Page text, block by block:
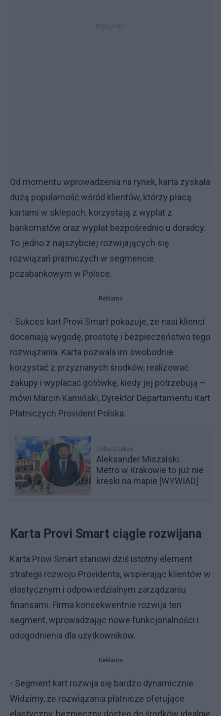
Od momentu wprowadzenia na rynek, karta zyskała
dużą popularność wśród klientów, którzy płacą
kartami w sklepach, korzystają z wypłat z
bankomatów oraz wypłat bezpośrednio u doradcy.
To jedno z najszybciej rozwijających się
rozwiązań płatniczych w segmencie
pozabankowym w Polsce.
Reklama
- Sukces kart Provi Smart pokazuje, że nasi klienci
doceniają wygodę, prostotę i bezpieczeństwo tego
rozwiązania. Karta pozwala im swobodnie
korzystać z przyznanych środków, realizować
zakupy i wypłacać gotówkę, kiedy jej potrzebują –
mówi Marcin Kamiński, Dyrektor Departamentu Kart
Płatniczych Provident Polska.
Zobacz także
Aleksander Miszalski:
Metro w Krakowie to już nie
kreski na mapie [WYWIAD]
Karta Provi Smart ciągle rozwijana
Karta Provi Smart stanowi dziś istotny element
strategii rozwoju Providenta, wspierając klientów w
elastycznym i odpowiedzialnym zarządzaniu
finansami. Firma konsekwentnie rozwija ten
segment, wprowadzając nowe funkcjonalności i
udogodnienia dla użytkowników.
Reklama
- Segment kart rozwija się bardzo dynamicznie.
Widzimy, że rozwiązania płatnicze oferujące
elastyczny, bezpieczny dostęp do środków idealnie